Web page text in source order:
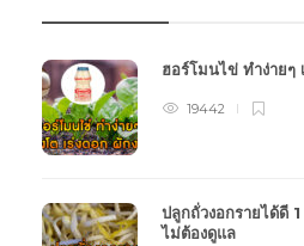
ฮอร์โมนไข่ ทำง่ายๆ
19442
ปลูกถั่วงอกรายได้ดี
ไม่ต้องดูแล